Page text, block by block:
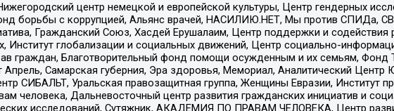
центр немецкой и европейской культуры, Центр гендерных
борьбы с коррупцией, Альянс врачей, НАСИЛИЮ.НЕТ, Мы против СПИДа,
Гражданский Союз, Хасдей Ерушалаим, Центр поддержки и содействия
глобализации и социальных движений, Центр социально-
граждан, Благотворительный фонд помощи осужденным и их семьям, Фонд
Апрель, Самарская губерния, Эра здоровья, Мемориал, Аналитический
СИБАЛЬТ, Уральская правозащитная группа, Женщины Евразии, Институт
человека, Дальневосточный центр развития гражданских инициатив и
исследований, Сутяжник, АКАДЕМИЯ ПО ПРАВАМ ЧЕЛОВЕКА, Центр